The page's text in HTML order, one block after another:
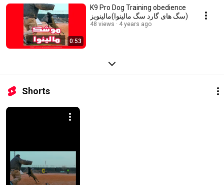
0:53
K9 Pro Dog Training obedience
سگ های گارد سگ مالینوا)مالینویز)
48 views 4 years ago
Shorts